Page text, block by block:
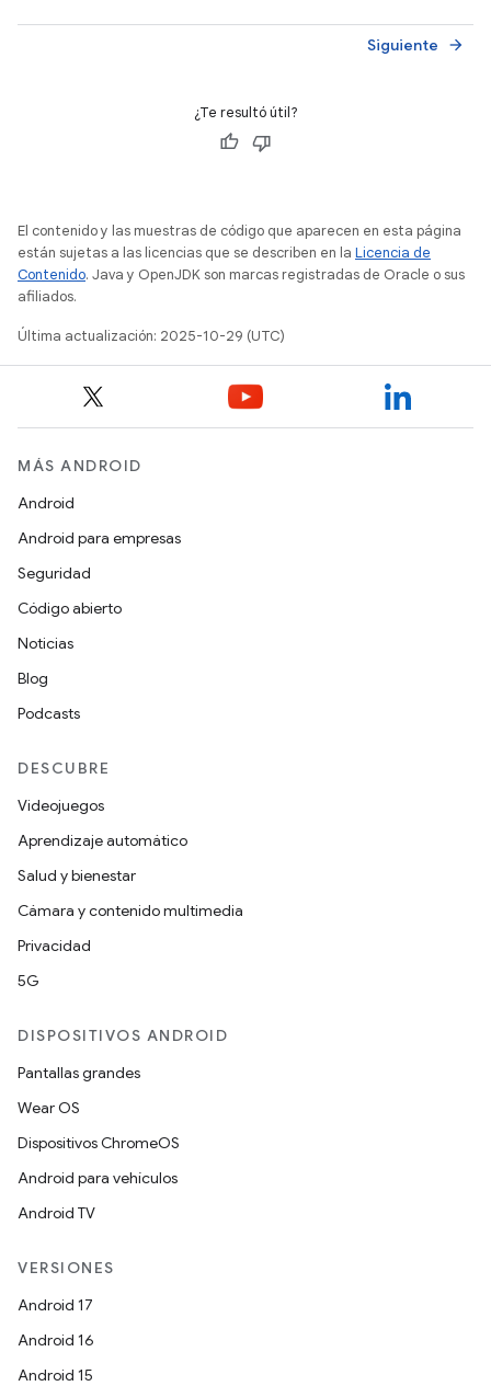
Siguiente arrow_forward
¿Te resultó útil?
El contenido y las muestras de código que aparecen en esta página
están sujetas a las licencias que se describen en la Licencia de
Contenido. Java y OpenJDK son marcas registradas de Oracle o sus
afiliados.
Última actualización: 2025-10-29 (UTC)
MÁS ANDROID
Android
Android para empresas
Seguridad
Código abierto
Noticias
Blog
Podcasts
DESCUBRE
Videojuegos
Aprendizaje automático
Salud y bienestar
Cámara y contenido multimedia
Privacidad
5G
DISPOSITIVOS ANDROID
Pantallas grandes
Wear OS
Dispositivos ChromeOS
Android para vehículos
Android TV
VERSIONES
Android 17
Android 16
Android 15